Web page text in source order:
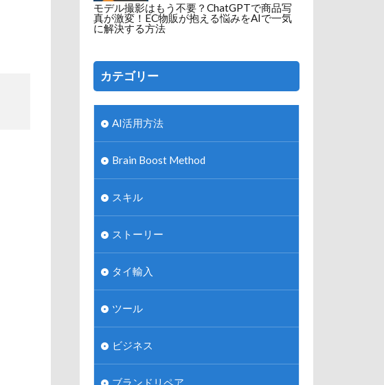
モデル撮影はもう不要？ChatGPTで商品写
真が激変！EC物販が抱える悩みをAIで一気
に解決する方法
カテゴリー
AI活用方法
Brain Boost Method
スキル
ストーリー
タイ輸入
ツール
ビジネス
ブランドリペア